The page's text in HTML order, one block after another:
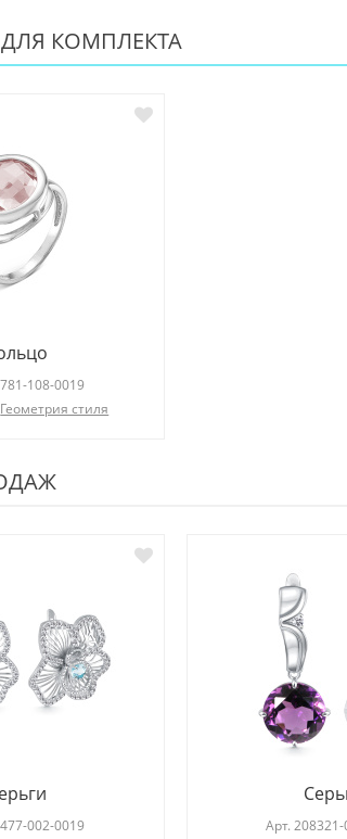
КОМПЛЕКТА
108-0019
Геометрия стиля
002-0019
Арт.